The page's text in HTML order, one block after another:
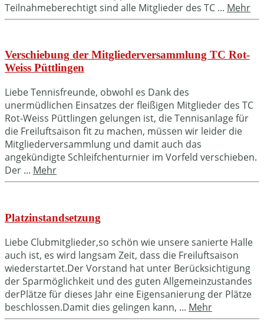
Teilnahmeberechtigt sind alle Mitglieder des TC ... Mehr
Verschiebung der Mitgliederversammlung TC Rot-
Weiss Püttlingen
Liebe Tennisfreunde, obwohl es Dank des
unermüdlichen Einsatzes der fleißigen Mitglieder des TC
Rot-Weiss Püttlingen gelungen ist, die Tennisanlage für
die Freiluftsaison fit zu machen, müssen wir leider die
Mitgliederversammlung und damit auch das
angekündigte Schleifchenturnier im Vorfeld verschieben.
Der ... Mehr
Platzinstandsetzung
Liebe Clubmitglieder,so schön wie unsere sanierte Halle
auch ist, es wird langsam Zeit, dass die Freiluftsaison
wiederstartet.Der Vorstand hat unter Berücksichtigung
der Sparmöglichkeit und des guten Allgemeinzustandes
derPlätze für dieses Jahr eine Eigensanierung der Plätze
beschlossen.Damit dies gelingen kann, ... Mehr